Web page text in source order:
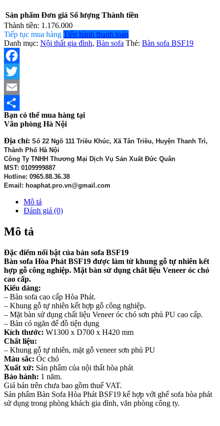
Sản phẩm Đơn giá Số lượng Thành tiền
Thành tiền: 1.176.000
Tiếp tục mua hàng Tiến hành thanh toán
Danh mục: Nội thất gia đình, Bàn sofa Thẻ: Bàn sofa BSF19
Facebook
Twitter
Email
Share
Bạn có thể mua hàng tại
Văn phòng Hà Nội
Địa chỉ: Số 22 Ngõ 111 Triều Khúc, Xã Tân Triều, Huyện Thanh Trì,
Thành Phố Hà Nội
Công Ty TNHH Thương Mại Dịch Vụ Sản Xuất Đức Quân
MST: 0109999887
Hotline: 0965.88.36.38
Email: hoaphat.pro.vn@gmail.com
Mô tả
Đánh giá (0)
Mô tả
Đặc điểm nổi bật của bàn sofa BSF19
Bàn sofa Hòa Phát BSF19 được làm từ khung gỗ tự nhiên kết
hợp gỗ công nghiệp. Mặt bàn sử dụng chất liệu Veneer óc chó
cao cấp.
Kiểu dáng:
– Bàn sofa cao cấp Hòa Phát.
– Khung gỗ tự nhiên kết hợp gỗ công nghiệp.
– Mặt bàn sử dụng chất liệu Veneer óc chó sơn phủ PU cao cấp.
– Bàn có ngăn để đồ tiện dụng
Kích thước: W1300 x D700 x H420 mm
Chất liệu:
– Khung gỗ tự nhiên, mặt gỗ veneer sơn phủ PU
Màu sắc: Óc chó
Xuất xứ: Sản phẩm của nội thất hòa phát
Bảo hành: 1 năm.
Giá bán trên chưa bao gồm thuế VAT.
Sản phẩm Bàn Sofa Hòa Phát BSF19 kế hợp với ghế sofa hòa phát
sử dụng trong phòng khách gia đình, văn phòng công ty.